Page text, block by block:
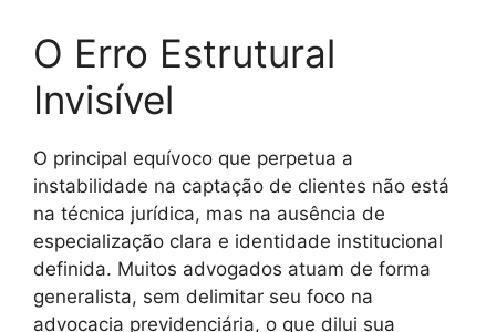
O Erro Estrutural
Invisível
O principal equívoco que perpetua a
instabilidade na captação de clientes não está
na técnica jurídica, mas na ausência de
especialização clara e identidade institucional
definida. Muitos advogados atuam de forma
generalista, sem delimitar seu foco na
advocacia previdenciária, o que dilui sua